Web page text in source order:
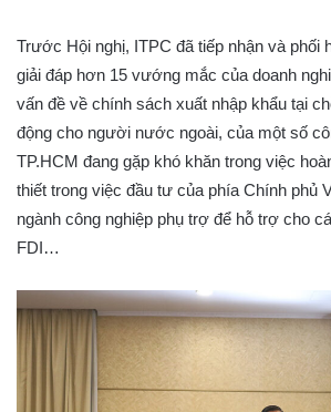
Trước Hội nghị, ITPC đã tiếp nhận và phối
giải đáp hơn 15 vướng mắc của doanh
vấn đề về chính sách xuất nhập khẩu tại
động cho người nước ngoài, của một số
TP.HCM đang gặp khó khăn trong việc
thiết trong việc đầu tư của phía Chính phủ
ngành công nghiệp phụ trợ để hỗ trợ cho
FDI…